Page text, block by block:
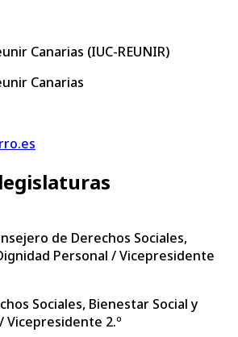
Canarias (IUC-REUNIR)
Canarias
Sociales, Bienestar Social y
Vicepresidente 2.º